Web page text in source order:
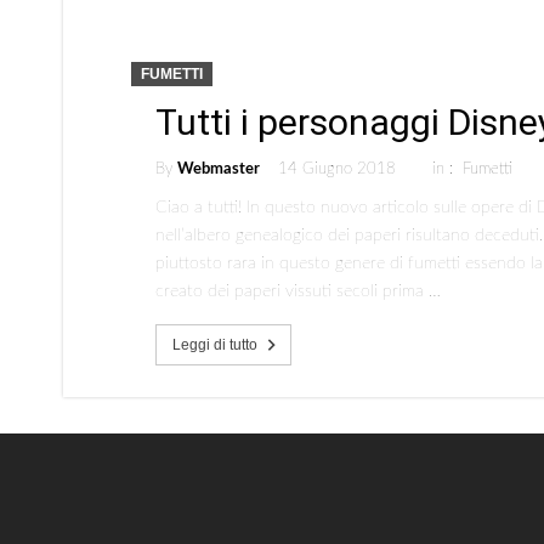
FUMETTI
Tutti i personaggi
By Webmaster 14 Giugno 2018 in : Fumetti
Ciao a tutti! In questo nuovo articolo sulle opere di
nell’albero genealogico dei paperi risultano
piuttosto rara in questo genere di fumetti essendo
creato dei paperi vissuti secoli prima …
Leggi di tutto